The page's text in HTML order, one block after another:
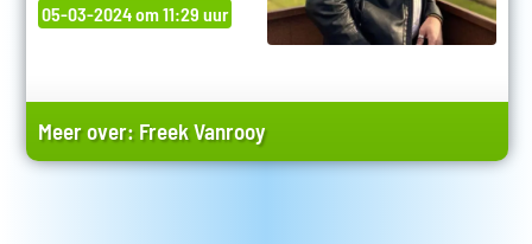
05-03-2024 om 11:29 uur
Meer over: Freek Vanrooy